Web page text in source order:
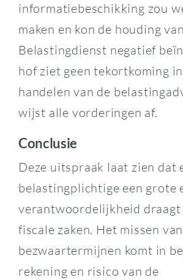
informatiebeschikking zou
maken en kon de houding
Belastingdienst negatief
hof ziet geen tekortkoming
handelen van de
wijst alle vorderingen af.
Conclusie
Deze uitspraak laat zien dat
belastingplichtige een grote
verantwoordelijkheid
fiscale zaken. Het missen van
bezwaartermijnen komt in
rekening en risico van de